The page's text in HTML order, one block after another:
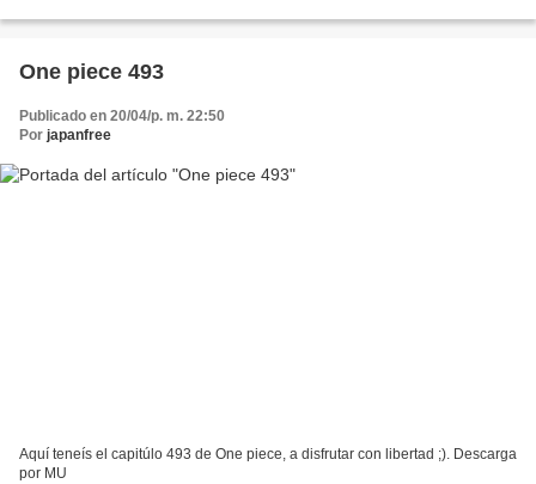
One piece 493
Publicado en 20/04/p. m. 22:50
Por japanfree
Aquí teneís el capitúlo 493 de One piece, a disfrutar con libertad ;). Descarga
por MU